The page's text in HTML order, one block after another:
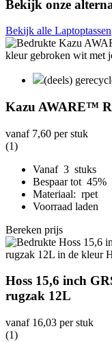
Bekijk onze
Bekijk alle Laptoptassen
(deels)
Kazu AWARE™
vanaf 7,60 per stuk
(1)
Vanaf 3 stuks
Bespaar tot 45%
Materiaal: rpet
Voorraad laden
Bereken prijs
Hoss 15,6 inch
rugzak 12L
vanaf 16,03 per stuk
(1)